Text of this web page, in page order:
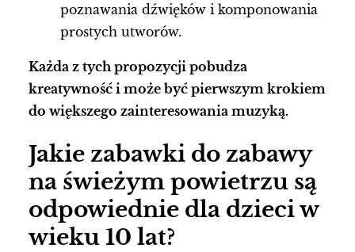
poznawania dźwięków i komponowania
prostych utworów.
Każda z tych propozycji pobudza
kreatywność i może być pierwszym krokiem
do większego zainteresowania muzyką.
Jakie zabawki do zabawy
na świeżym powietrzu są
odpowiednie dla dzieci w
wieku 10 lat?